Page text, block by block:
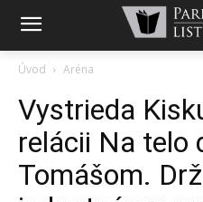
Úvod Aréna
Vystrieda
relácii Na telo
Tomášom.